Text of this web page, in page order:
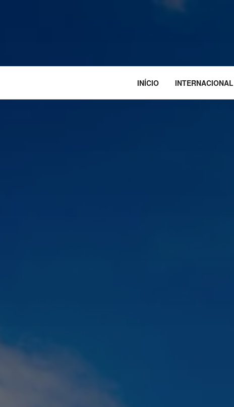
INÍCIO INTERNACIONAL